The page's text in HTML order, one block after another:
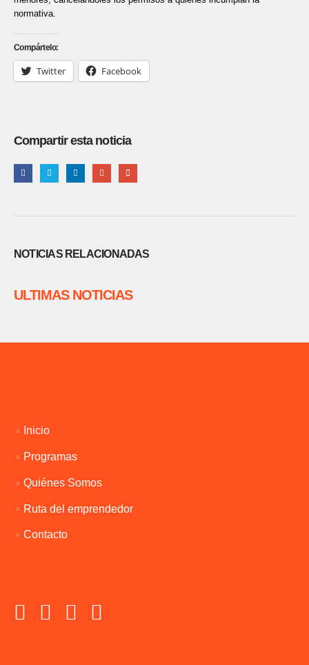
normativa.
Compártelo:
Twitter Facebook
Compartir esta noticia
NOTICIAS RELACIONADAS
ULTIMAS NOTICIAS
Inicio
Programas
Quiénes Somos
Ruta del emprendedor
Contacto